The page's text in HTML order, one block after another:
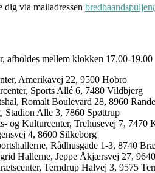
dig via mailadressen
afholdes mellem klokken 17.00-19.00
Amerikavej 22, 9500 Hobro
Sports Allé 6, 7480 Vildbjerg
Romalt Boulevard 28, 8960
Stadion Alle 3, 7860 Spøttrup
og Kulturcenter, Trehusevej 7, 7470
4, 8600 Silkeborg
Rådhusgade 1-3, 8740
Hallerne, Jeppe Åkjærsvej 27,
Terndrup Halvej 3, 9575